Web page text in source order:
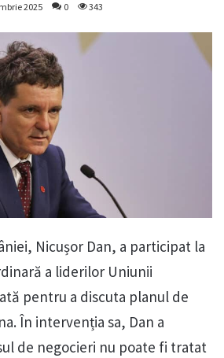
2025 0 343
Nicușor Dan, a participat la
a liderilor Uniunii
pentru a discuta planul de
În intervenția sa, Dan a
de negocieri nu poate fi tratat